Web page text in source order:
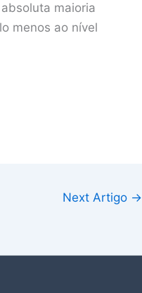
maioria
menos ao nível
Next Artigo →